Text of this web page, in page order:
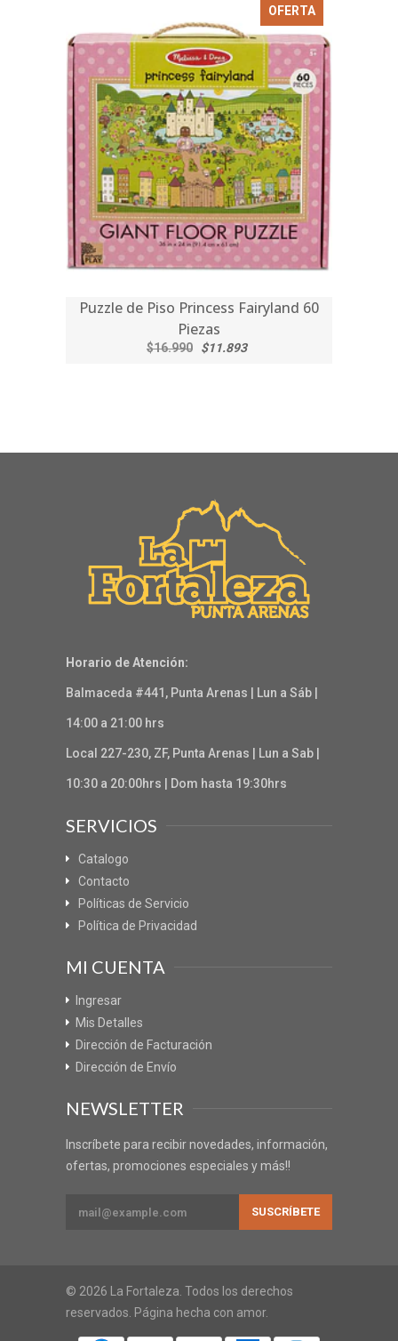
OFERTA
Puzzle de Piso Princess Fairyland 60
Piezas
$16.990 $11.893
Horario de Atención:
Balmaceda #441, Punta Arenas | Lun a Sáb |
14:00 a 21:00 hrs
Local 227-230, ZF, Punta Arenas | Lun a Sab |
10:30 a 20:00hrs | Dom hasta 19:30hrs
SERVICIOS
Catalogo
Contacto
Políticas de Servicio
Política de Privacidad
MI CUENTA
Ingresar
Mis Detalles
Dirección de Facturación
Dirección de Envío
NEWSLETTER
Inscríbete para recibir novedades, información,
ofertas, promociones especiales y más!!
© 2026 La Fortaleza. Todos los derechos
reservados. Página hecha con amor.